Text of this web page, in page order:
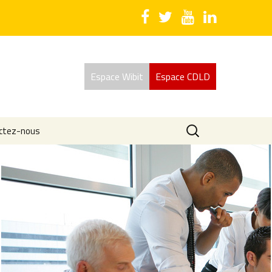
Espace Wibit Espace CDLD
nous Rechercher :